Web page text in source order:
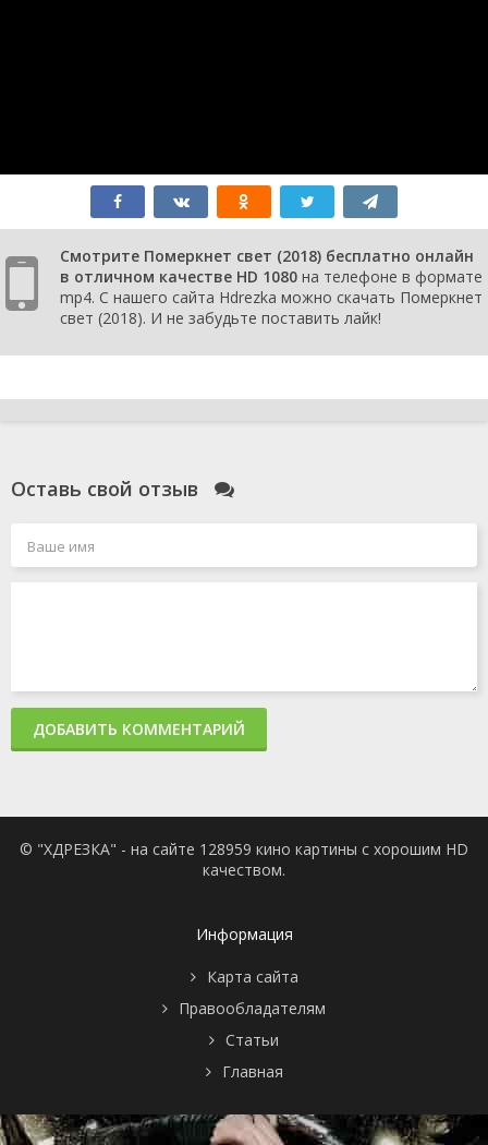
Смотрите Померкнет свет (2018) бесплатно онлайн
в отличном качестве HD 1080 на телефоне в формате
mp4. С нашего сайта Hdrezka можно скачать Померкнет
свет (2018). И не забудьте поставить лайк!
Оставь свой отзыв
ДОБАВИТЬ КОММЕНТАРИЙ
© "ХДРЕЗКА" - на сайте 128959 кино картины с хорошим HD
качеством.
Информация
Карта сайта
Правообладателям
Статьи
Главная